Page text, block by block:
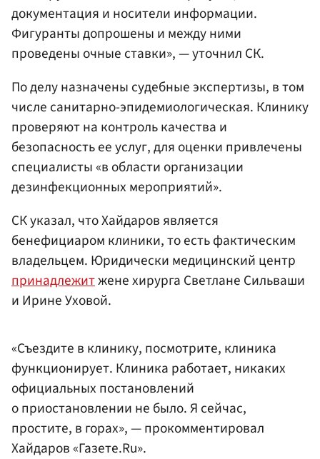
документация и носители информации.
Фигуранты допрошены и между ними
проведены очные ставки», — уточнил СК.
По делу назначены судебные экспертизы, в том
числе санитарно-эпидемиологическая. Клинику
проверяют на контроль качества и
безопасность ее услуг, для оценки привлечены
специалисты «в области организации
дезинфекционных мероприятий».
СК указал, что Хайдаров является
бенефициаром клиники, то есть фактическим
владельцем. Юридически медицинский центр
принадлежитжене хирурга Светлане Сильваши
и Ирине Уховой.
«Съездите в клинику, посмотрите, клиника
функционирует. Клиника работает, никаких
официальных постановлений
о приостановлении не было. Я сейчас,
простите, в горах», — прокомментировал
Хайдаров «Газете.Ru».